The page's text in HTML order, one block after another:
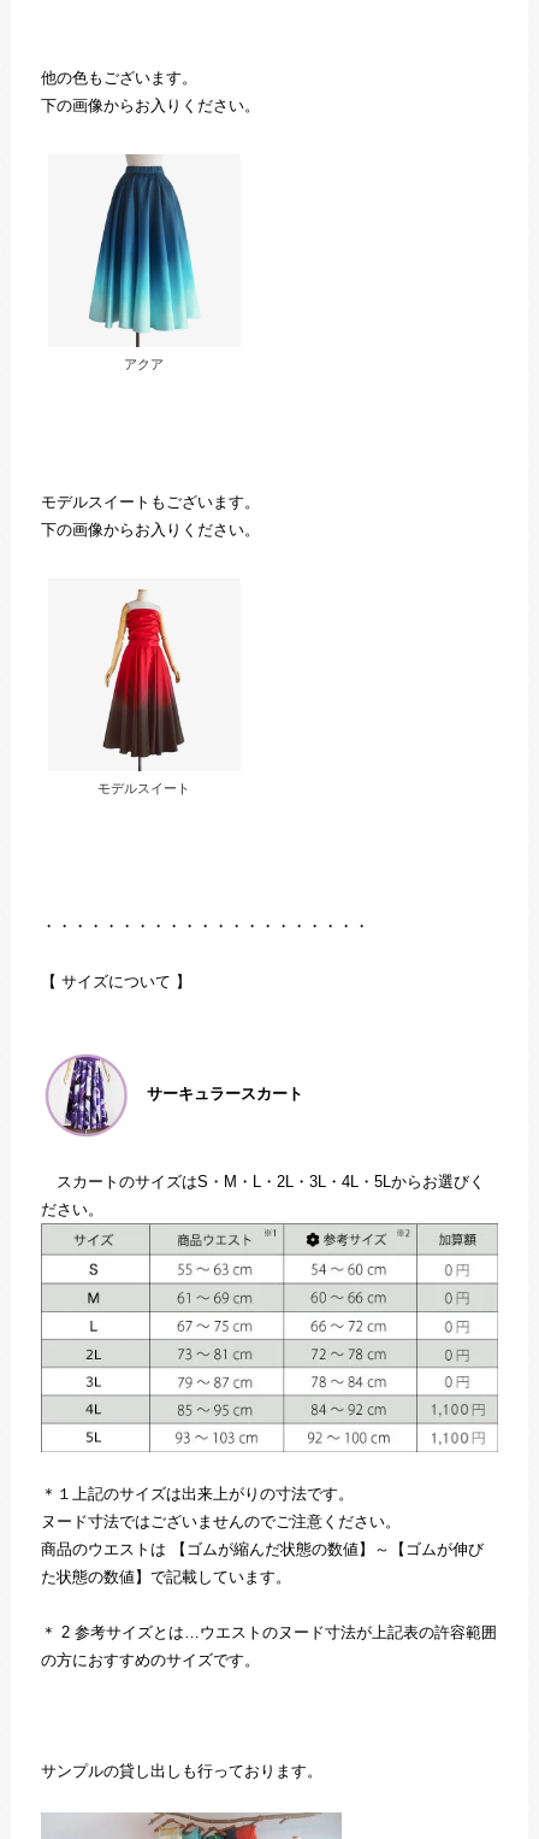
他の色もございます。
下の画像からお入りください。
アクア
モデルスイートもございます。
下の画像からお入りください。
モデルスイート
・・・・・・・・・・・・・・・・・・・・・
【 サイズについて 】
サーキュラースカート
スカートのサイズはS・M・L・2L・3L・4L・5Lからお選びく
ださい。
＊１上記のサイズは出来上がりの寸法です。
ヌード寸法ではございませんのでご注意ください。
商品のウエストは 【ゴムが縮んだ状態の数値】～【ゴムが伸び
た状態の数値】で記載しています。
＊ 2 参考サイズとは…ウエストのヌード寸法が上記表の許容範囲
の方におすすめのサイズです。
サンプルの貸し出しも行っております。